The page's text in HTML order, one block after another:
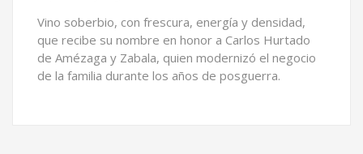
Vino soberbio, con frescura, energía y densidad,
que recibe su nombre en honor a Carlos Hurtado
de Amézaga y Zabala, quien modernizó el negocio
de la familia durante los años de posguerra.